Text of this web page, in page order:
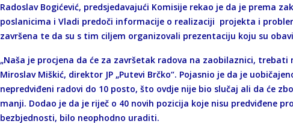
Radoslav Bogićević, predsjedavajući Komisije rekao je da je prema
poslanicima i Vladi predoči informacije o realizaciji projekta i
završena te da su s tim ciljem organizovali prezentaciju koju su
„Naša je procjena da će za završetak radova na zaobilaznici,
Miroslav Miškić, direktor JP „Putevi Brčko“. Pojasnio je da je
nepredviđeni radovi do 10 posto, što ovdje nije bio slučaj ali da će
manji. Dodao je da je riječ o 40 novih pozicija koje nisu predviđene
bezbjednosti, bilo neophodno uraditi.